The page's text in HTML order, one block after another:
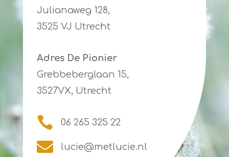
Julianaweg 128,
3525 VJ Utrecht
Adres De Pionier
Grebbeberglaan 15,
3527VX, Utrecht
 06 265 325 22
 lucie@metlucie.nl